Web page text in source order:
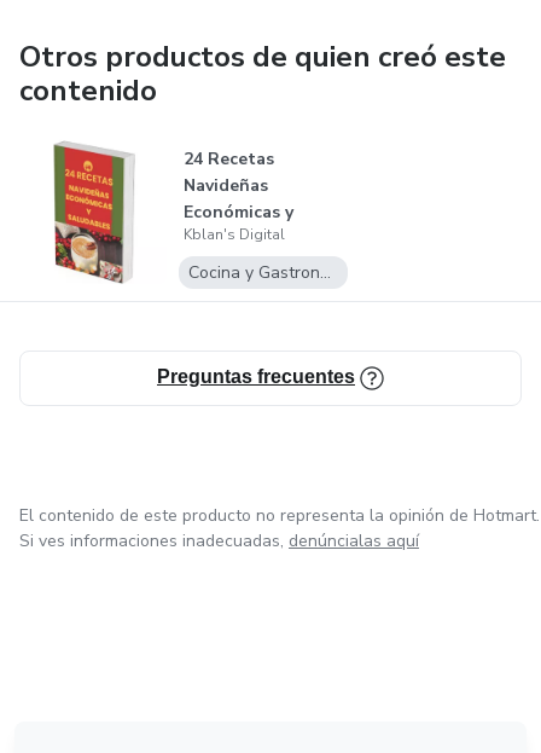
Otros productos de quien creó este
contenido
24 Recetas
Navideñas
Económicas y
Saludables
Kblan's Digital
Cocina y Gastronomía
Preguntas frecuentes
El contenido de este producto no representa la opinión de Hotmart.
Si ves informaciones inadecuadas, denúncialas aquí